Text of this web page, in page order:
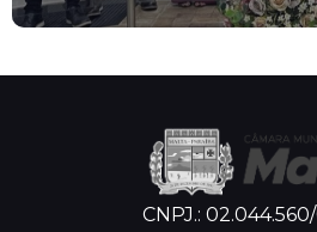
CNPJ.: